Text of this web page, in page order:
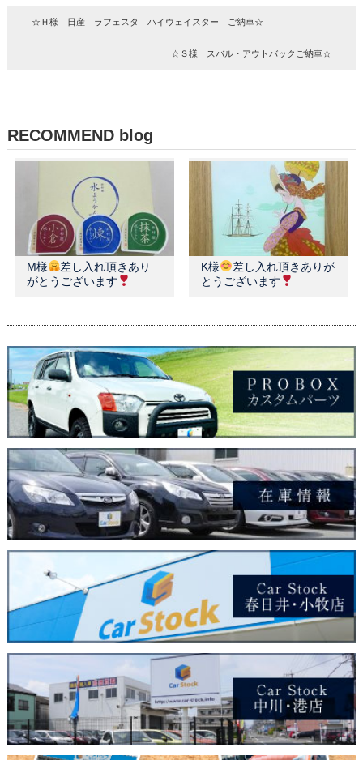
☆Ｈ様 日産 ラフェスタ ハイウェイスター ご納車☆
☆Ｓ様 スバル・アウトバックご納車☆
RECOMMEND blog
M様
差し入れ頂きあり
がとうございます
K様
差し入れ頂きありが
とうございます